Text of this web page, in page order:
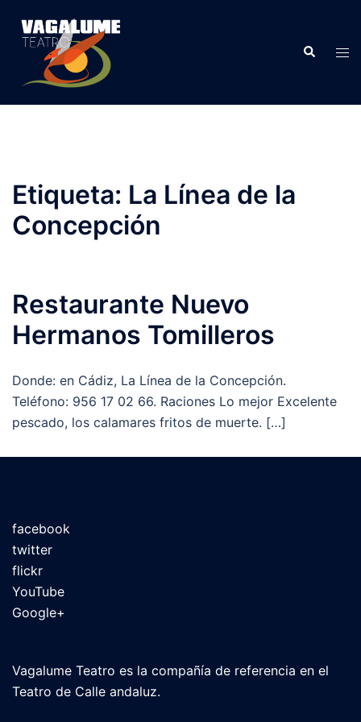
Etiqueta: La Línea de la
Concepción
Restaurante Nuevo
Hermanos Tomilleros
Donde: en Cádiz, La Línea de la Concepción.
Teléfono: 956 17 02 66. Raciones Lo mejor Excelente
pescado, los calamares fritos de muerte. […]
facebook
twitter
flickr
YouTube
Google+
Vagalume Teatro es la compañía de referencia en el
Teatro de Calle andaluz.